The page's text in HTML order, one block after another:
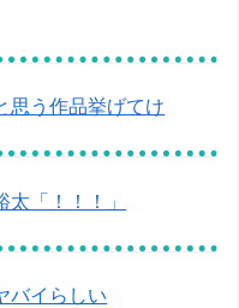
思う作品挙げてけ
「！！！」
バイらしい